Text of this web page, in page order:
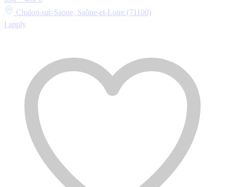
Chalon-sur-Saone, Saône-et-Loire (71100)
I apply